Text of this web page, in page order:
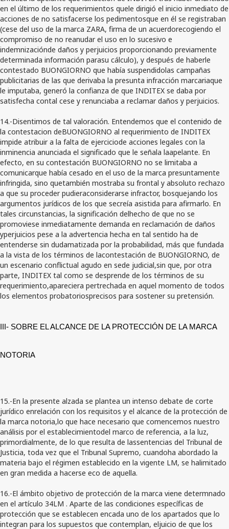
en el último de los requerimientos quele dirigió el inicio inmediato de
acciones de no satisfacerse los pedimentosque en él se registraban
(cese del uso de la marca ZARA, firma de un acuerdorecogiendo el
compromiso de no reanudar el uso en lo sucesivo e
indemnizaciónde daños y perjuicios proporcionando previamente
determinada información parasu cálculo), y después de haberle
contestado BUONGIORNO que había suspendidolas campañas
publicitarias de las que derivaba la presunta infracción marcariaque
le imputaba, generó la confianza de que INDITEX se daba por
satisfecha contal cese y renunciaba a reclamar daños y perjuicios.
14.-Disentimos de tal valoración. Entendemos que el contenido de
la contestacion deBUONGIORNO al requerimiento de INDITEX
impide atribuir a la falta de ejerciciode acciones legales con la
inminencia anunciada el significado que le señala laapelante. En
efecto, en su contestación BUONGIORNO no se limitaba a
comunicarque había cesado en el uso de la marca presuntamente
infringida, sino quetambién mostraba su frontal y absoluto rechazo
a que su proceder pudieraconsiderarse infractor, bosquejando los
argumentos jurídicos de los que secreía asistida para afirmarlo. En
tales circunstancias, la significación delhecho de que no se
promoviese inmediatamente demanda en reclamación de daños
yperjuicios pese a la advertencia hecha en tal sentido ha de
entenderse sin dudamatizada por la probabilidad, más que fundada
a la vista de los términos de lacontestación de BUONGIORNO, de
un escenario conflictual agudo en sede judicial,sin que, por otra
parte, INDITEX tal como se desprende de los términos de su
requerimiento,apareciera pertrechada en aquel momento de todos
los elementos probatoriosprecisos para sostener su pretensión.
III- SOBRE EL ALCANCE DE LA PROTECCIÓN DE LA MARCA
NOTORIA
15.-En la presente alzada se plantea un intenso debate de corte
jurídico enrelación con los requisitos y el alcance de la protección de
la marca notoria,lo que hace necesario que comencemos nuestro
análisis por el establecimientodel marco de referencia, a la luz,
primordialmente, de lo que resulta de lassentencias del Tribunal de
Justicia, toda vez que el Tribunal Supremo, cuandoha abordado la
materia bajo el régimen establecido en la vigente LM, se halimitado
en gran medida a hacerse eco de aquella.
16.-El ámbito objetivo de protección de la marca viene determnado
en el artículo 34LM . Aparte de las condiciones específicas de
protección que se establecen encada uno de los apartados que lo
integran para los supuestos que contemplan, eljuicio de que los